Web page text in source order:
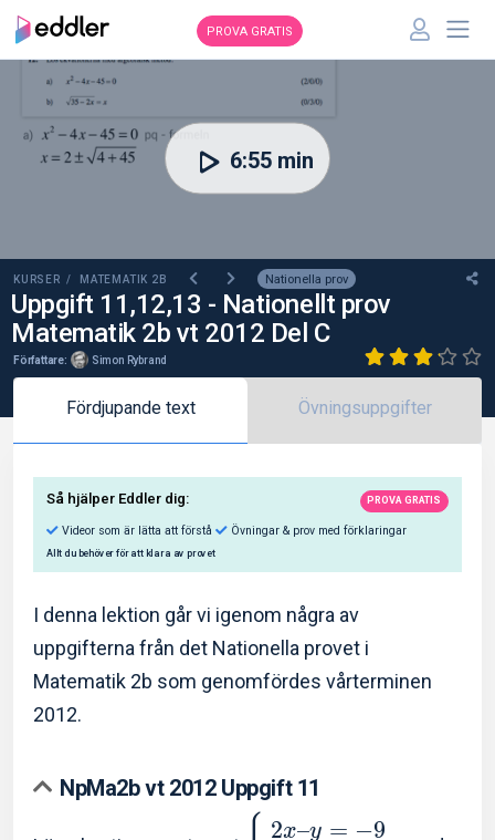
PROVA GRATIS
KURSER / MATEMATIK 2B Nationella prov
Uppgift 11,12,13 - Nationellt prov
Matematik 2b vt 2012 Del C
Författare: Simon Rybrand
6:55 min
Fördjupande text Övningsuppgifter
Så hjälper Eddler dig:
Allt du behöver för att klara av provet
I denna lektion går vi igenom några av
uppgifterna från det Nationella provet i
Matematik 2b som genomfördes vårterminen
2012.
NpMa2b vt 2012 Uppgift 11
2x–y = −9